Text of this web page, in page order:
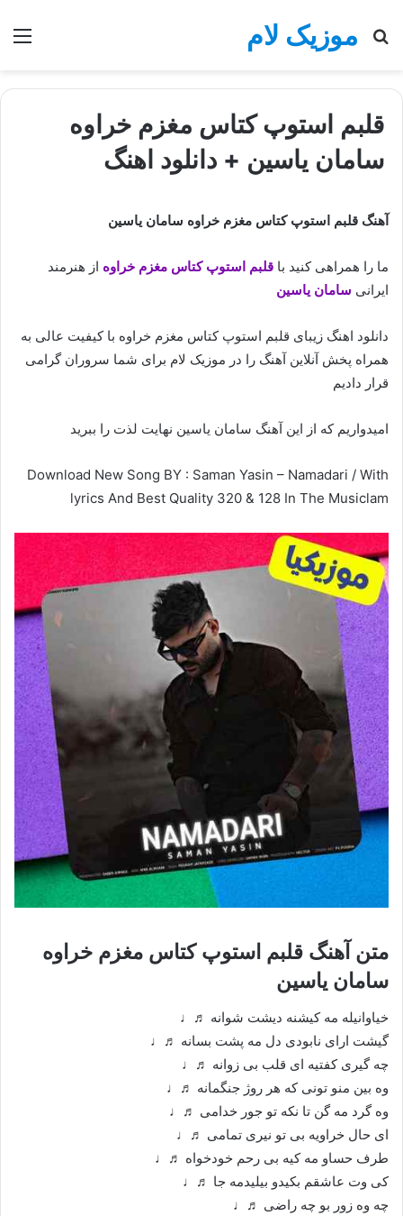
موزیک لام
جستجو
قلبم استوپ کتاس مغزم خراوه
سامان یاسین + دانلود اهنگ
آهنگ قلبم استوپ کتاس مغزم خراوه سامان یاسین
ما را همراهی کنید با قلبم استوپ کتاس مغزم خراوه از هنرمند
ایرانی سامان یاسین
دانلود اهنگ زیبای قلبم استوپ کتاس مغزم خراوه با کیفیت عالی به
همراه پخش آنلاین آهنگ را در موزیک لام برای شما سروران گرامی
قرار دادیم
امیدواریم که از این آهنگ سامان یاسین نهایت لذت را ببرید
Download New Song BY : Saman Yasin – Namadari / With
lyrics And Best Quality 320 & 128 In The Musiclam
متن آهنگ قلبم استوپ کتاس مغزم خراوه
سامان یاسین
خیاوانیله مه کیشنه دیشت شوانه ♬♩
گیشت ارای نابودی دل مه پشت بسانه ♬♩
چه گیری کفتیه ای قلب بی زوانه ♬♩
وه بین منو تونی که هر روژ جنگمانه ♬♩
وه گرد مه گن تا نکه تو جور خدامی ♬♩
ای حال خراویه بی تو نیری تمامی ♬♩
طرف حساو مه کیه بی رحم خودخواه ♬♩
کی وت عاشقم بکیدو بیلیدمه جا ♬♩
چه وه زور بو چه راضی ♬♩